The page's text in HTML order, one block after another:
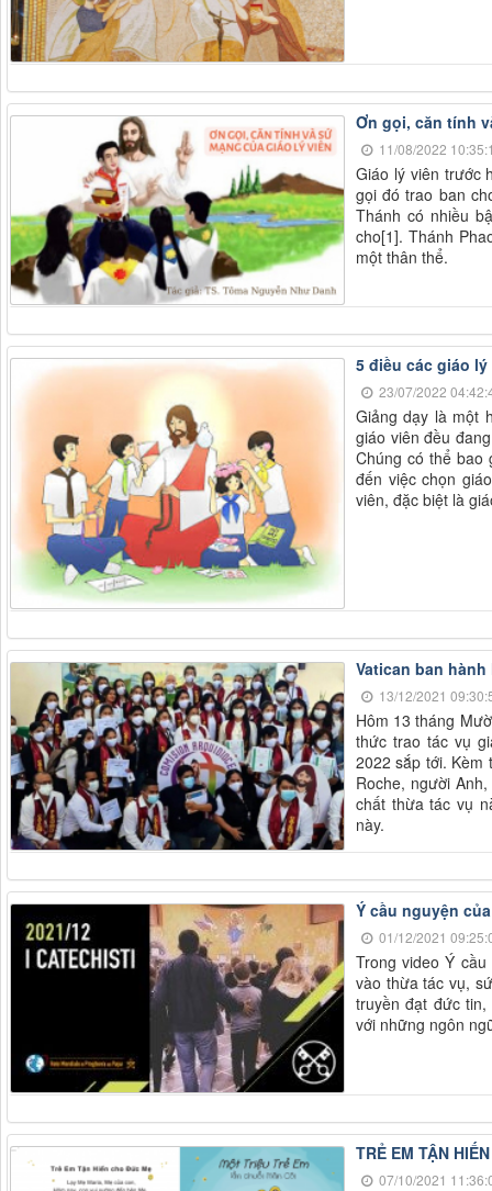
Ơn gọi, căn tính
11/08/2022
Giáo lý viên trước
gọi đó trao ban
Thánh có nhiều
cho[1]. Thánh
một thân thể.
5 điều các giáo
23/07/2022
Giảng dạy là một
giáo viên đều
Chúng có thể bao
đến việc chọn
viên, đặc biệt là
Vatican ban
13/12/2021
Hôm 13 tháng
thức trao tác vụ
2022 sắp tới. Kèm
Roche, người
chất thừa tác vụ
này.
Ý cầu nguyện
01/12/2021
Trong video Ý
vào thừa tác vụ,
truyền đạt đức
với những ngôn
TRẺ EM TẬN
07/10/2021